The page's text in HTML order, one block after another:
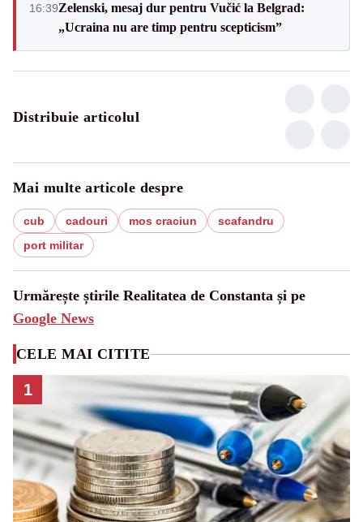
16:39Zelenski, mesaj dur pentru Vučić la Belgrad:
„Ucraina nu are timp pentru scepticism”
Distribuie articolul
Mai multe articole despre
cub cadouri mos craciun
scafandru
port militar
Urmărește știrile Realitatea de Constanta și pe
Google News
CELE MAI CITITE
1